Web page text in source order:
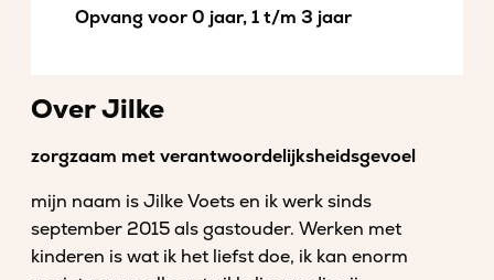
Opvang voor 0 jaar, 1 t/m 3 jaar
Over Jilke
zorgzaam met verantwoordelijksheidsgevoel
mijn naam is Jilke Voets en ik werk sinds
september 2015 als gastouder. Werken met
kinderen is wat ik het liefst doe, ik kan enorm